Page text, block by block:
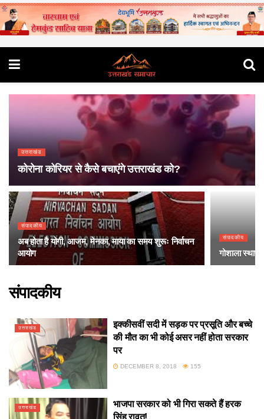
उत्तराखंड
कोरोना कोरियर से कैसे बचाएंगे उत्तराखंड को?
संपादकीय
अब होता है योगी, आजम, मेनका, माया का समय शुरूः निर्वाचन
आयोग
संपादकीय
गोशाला
संपादकीय
उत्तराखंड
इक्कीसवीं सदी में सड़क पर प्रसूति और बच्चे
की मौत का भी कोई असर नहीं होता सरकार
पर
DECEMBER 8, 2018 155
उत्तराखंड
भाजपा सरकार को भी गिरा सकते हैं हरक
सिंह रावत!